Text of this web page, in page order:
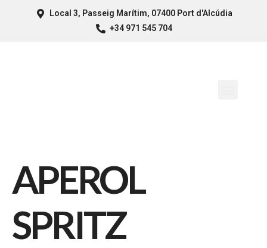
Local 3, Passeig Marítim, 07400 Port d'Alcúdia
+34 971 545 704
APEROL
SPRITZ